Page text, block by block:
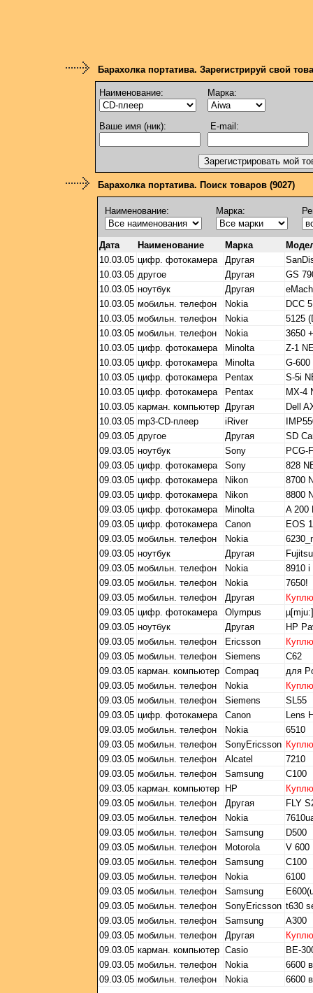
Барахолка портатива. Зарегистрируй свой
Наименование: Марка:
Ваше имя (ник): E-mail:
Барахолка портатива. Поиск товаров (9027)
Наименование: Марка:
Дата Наименование Марка
10.03.05 цифр. фотокамера Другая
10.03.05 другое Другая
GS
10.03.05 ноутбук Другая
10.03.05 мобильн. телефон Nokia
DCC
10.03.05 мобильн. телефон Nokia
5125
10.03.05 мобильн. телефон Nokia
3650
10.03.05 цифр. фотокамера Minolta
Z-1
10.03.05 цифр. фотокамера Minolta
G-600
10.03.05 цифр. фотокамера Pentax
S-5i
10.03.05 цифр. фотокамера Pentax
MX-4
10.03.05 карман. компьютер Другая
Dell
10.03.05 mp3-CD-плеер iRiver
09.03.05 другое Другая
SD
09.03.05 ноутбук Sony
PCG-
09.03.05 цифр. фотокамера Sony
828
09.03.05 цифр. фотокамера Nikon
8700
09.03.05 цифр. фотокамера Nikon
8800
09.03.05 цифр. фотокамера Minolta
A 200
09.03.05 цифр. фотокамера Canon
EOS
09.03.05 мобильн. телефон Nokia
09.03.05 ноутбук Другая
09.03.05 мобильн. телефон Nokia
8910 i
09.03.05 мобильн. телефон Nokia
7650!
09.03.05 мобильн. телефон Другая
Куплю
09.03.05 цифр. фотокамера Olympus
09.03.05 ноутбук Другая
HP
09.03.05 мобильн. телефон Ericsson
Куплю
09.03.05 мобильн. телефон Siemens
C62
09.03.05 карман. компьютер Compaq
для
09.03.05 мобильн. телефон Nokia
Куплю
09.03.05 мобильн. телефон Siemens
SL55
09.03.05 цифр. фотокамера Canon
Lens
09.03.05 мобильн. телефон Nokia
6510
09.03.05 мобильн. телефон SonyEricsson Куплю
09.03.05 мобильн. телефон Alcatel
7210
09.03.05 мобильн. телефон Samsung
C100
09.03.05 карман. компьютер HP
Куплю
09.03.05 мобильн. телефон Другая
FLY
09.03.05 мобильн. телефон Nokia
09.03.05 мобильн. телефон Samsung
D500
09.03.05 мобильн. телефон Motorola
V 600
09.03.05 мобильн. телефон Samsung
С100
09.03.05 мобильн. телефон Nokia
6100
09.03.05 мобильн. телефон Samsung
09.03.05 мобильн. телефон SonyEricsson t630
09.03.05 мобильн. телефон Samsung
A300
09.03.05 мобильн. телефон Другая
Куплю
09.03.05 карман. компьютер Casio
BE-
09.03.05 мобильн. телефон Nokia
6600
09.03.05 мобильн. телефон Nokia 6600